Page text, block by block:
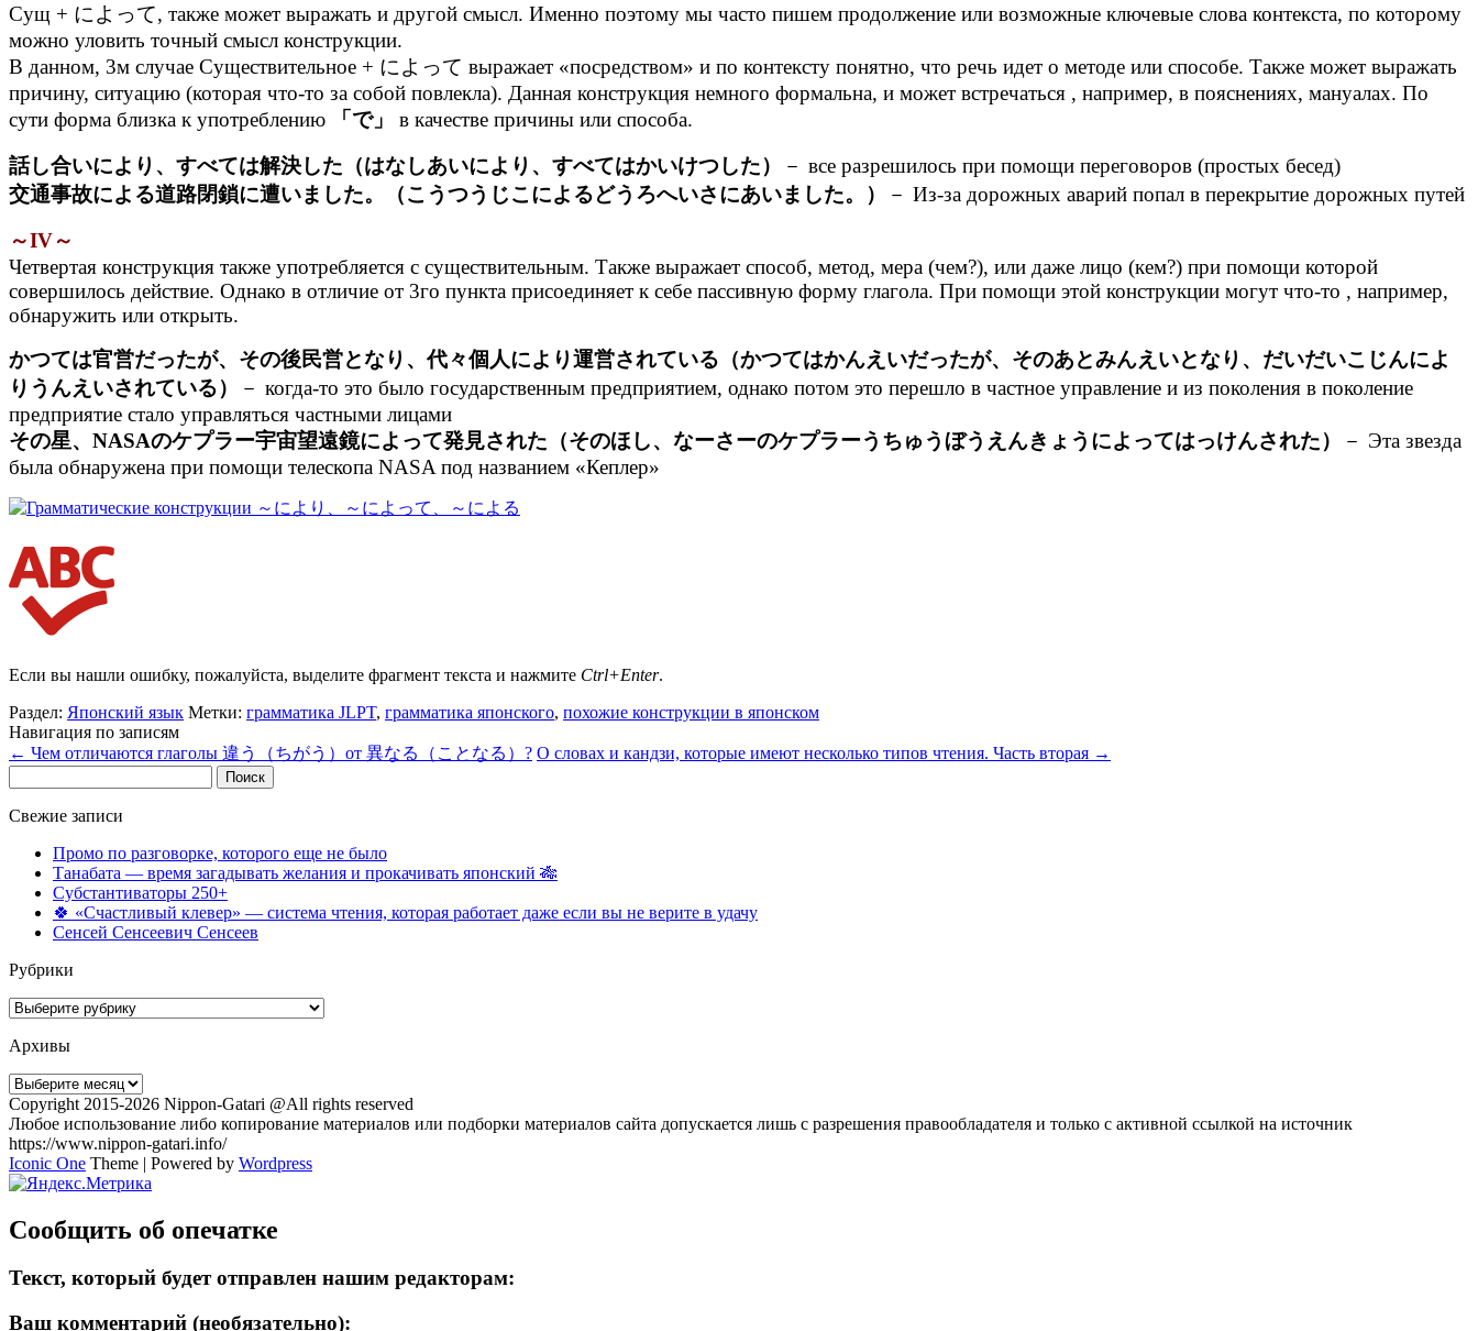
Сущ + によって, также может выражать и другой смысл. Именно поэтому мы часто пишем продолжение или возможные ключевые слова контекста, по которому
можно уловить точный смысл конструкции.
В данном, 3м случае Существительное + によって выражает «посредством» и по контексту понятно, что речь идет о методе или способе. Также может выражать
причину, ситуацию (которая что-то за собой повлекла). Данная конструкция немного формальна, и может встречаться , например, в пояснениях, мануалах. По
сути форма близка к употреблению
「で」
в качестве причины или способа.
話し合いにより、すべては解決した（はなしあいにより、すべてはかいけつした）
－ все разрешилось при помощи переговоров (простых бесед)
交通事故による道路閉鎖に遭いました。（こうつうじこによるどうろへいさにあいました。）
－ Из-за дорожных аварий попал в перекрытие дорожных путей
～IV～
Четвертая конструкция также употребляется с существительным. Также выражает способ, метод, мера (чем?), или даже лицо (кем?) при помощи которой
совершилось действие. Однако в отличие от 3го пункта присоединяет к себе пассивную форму глагола. При помощи этой конструкции могут что-то , например,
обнаружить или открыть.
かつては官営だったが、その後民営となり、代々個人により運営されている（かつてはかんえいだったが、そのあとみんえいとなり、だいだいこじんによ
りうんえいされている）
－ когда-то это было государственным предприятием, однако потом это перешло в частное управление и из поколения в поколение
предприятие стало управляться частными лицами
その星、NASAのケプラー宇宙望遠鏡によって発見された（そのほし、なーさーのケプラーうちゅうぼうえんきょうによってはっけんされた）
－ Эта звезда
была обнаружена при помощи телескопа NASA под названием «Кеплер»
Если вы нашли ошибку, пожалуйста, выделите фрагмент текста и нажмите Ctrl+Enter.
Раздел: Японский язык Метки: грамматика JLPT, грамматика японского, похожие конструкции в японском
Навигация по записям
← Чем отличаются глаголы 違う（ちがう）от 異なる（ことなる）? О словах и кандзи, которые имеют несколько типов чтения. Часть вторая →
Свежие записи
Промо по разговорке, которого еще не было
Танабата — время загадывать желания и прокачивать японский 🎋
Субстантиваторы 250+
🍀 «Счастливый клевер» — система чтения, которая работает даже если вы не верите в удачу
Сенсей Сенсеевич Сенсеев
Рубрики
Рубрики
Архивы
Архивы
Copyright 2015-2026 Nippon-Gatari @All rights reserved
Любое использование либо копирование материалов или подборки материалов сайта допускается лишь с разрешения правообладателя и только с активной ссылкой на источник
https://www.nippon-gatari.info/
Iconic One Theme | Powered by Wordpress
Сообщить об опечатке
Текст, который будет отправлен нашим редакторам:
Ваш комментарий (необязательно):